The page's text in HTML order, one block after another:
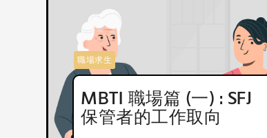
MBTI 職場篇 (一) : SFJ
保管者的工作取向
職場求生